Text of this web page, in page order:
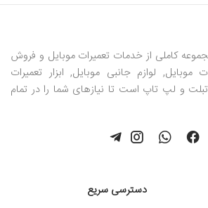
کاملی از خدمات تعمیرات موبایل و فروش
لوازم جانبی موبایل, ابزار تعمیرات
و لپ تاپ است تا نیازهای شما را در تمام
دسترسی سریع